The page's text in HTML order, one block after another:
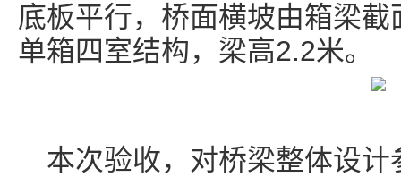
底板平行，桥面横坡由箱梁
单箱四室结构，梁高2.2米。
本次验收，对桥梁整体设